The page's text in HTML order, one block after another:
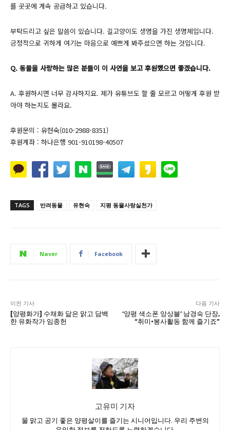
를 곳곳에 계속 공급하고 있습니다.
부탁드리고 싶은 말씀이 있습니다. 길고양이도 생명을 가진 생명체입니다.
긍정적으로 귀하게 여기는 마음으로 예쁘게 봐주셨으면 하는 것입니다.
Q. 동물을 사랑하는 많은 분들이 이 사연을 보고 후원했으면 좋겠습니다.
A. 후원하시면 너무 감사하지요. 제가 유튜브도 할 줄 모르고 어떻게 후원 받
아야 하는지도 몰라요.
후원문의 : 유현숙(010-2988-8351)
후원계좌 : 하나은행 901-910198-40507
TAGS 반려동물 유현숙 지평 동물사랑실천가
Naver Facebook
이전 기사
[양평화가] 수채화 닮은 맑고 담백
한 유화작가 임종헌
다음 기사
‘양평 색소폰 앙상블’ 남경숙 단장,
“취미·봉사활동 함께 즐기죠”
고유미 기자
물 맑고 공기 좋은 양평살이를 즐기는 시니어입니다. 우리 주변의